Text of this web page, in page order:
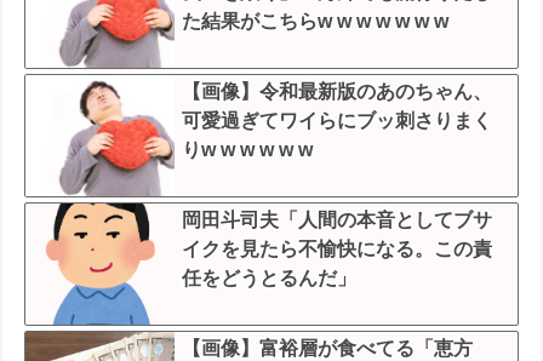
た結果がこちらw w w w w w w
【画像】令和最新版のあのちゃん、
可愛過ぎてワイらにブッ刺さりまく
りw w w w w w
岡田斗司夫「人間の本音としてブサ
イクを見たら不愉快になる。この責
任をどうとるんだ」
【画像】富裕層が食べてる「恵方